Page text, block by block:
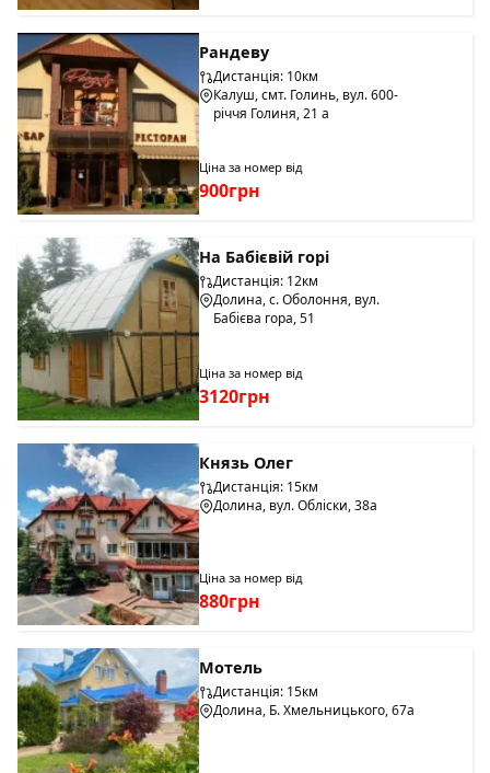
Рандеву
Дистанція: 10км
Калуш, смт. Голинь, вул. 600-
річчя Голиня, 21 а
Ціна за номер від
900грн
На Бабієвій горі
Дистанція: 12км
Долина, с. Оболоння, вул.
Бабієва гора, 51
Ціна за номер від
3120грн
Князь Олег
Дистанція: 15км
Долина, вул. Обліски, 38а
Ціна за номер від
880грн
Мотель
Дистанція: 15км
Долина, Б. Хмельницького, 67а